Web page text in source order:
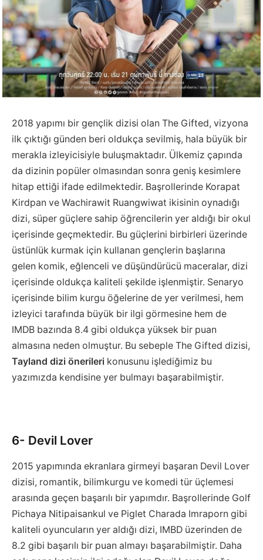
2018 yapımı bir gençlik dizisi olan The Gifted, vizyona
ilk çıktığı günden beri oldukça sevilmiş, hala büyük bir
merakla izleyicisiyle buluşmaktadır. Ülkemiz çapında
da dizinin popüler olmasından sonra geniş kesimlere
hitap ettiği ifade edilmektedir. Başrollerinde Korapat
Kirdpan ve Wachirawit Ruangwiwat ikisinin oynadığı
dizi, süper güçlere sahip öğrencilerin yer aldığı bir okul
içerisinde geçmektedir. Bu güçlerini birbirleri üzerinde
üstünlük kurmak için kullanan gençlerin başlarına
gelen komik, eğlenceli ve düşündürücü maceralar, dizi
içerisinde oldukça kaliteli şekilde işlenmiştir. Senaryo
içerisinde bilim kurgu öğelerine de yer verilmesi, hem
izleyici tarafında büyük bir ilgi görmesine hem de
IMDB bazında 8.4 gibi oldukça yüksek bir puan
almasına neden olmuştur. Bu sebeple The Gifted dizisi,
Tayland dizi önerileri konusunu işlediğimiz bu
yazımızda kendisine yer bulmayı başarabilmiştir.
6- Devil Lover
2015 yapımında ekranlara girmeyi başaran Devil Lover
dizisi, romantik, bilimkurgu ve komedi tür üçlemesi
arasında geçen başarılı bir yapımdır. Başrollerinde Golf
Pichaya Nitipaisankul ve Piglet Charada Imraporn gibi
kaliteli oyuncuların yer aldığı dizi, IMBD üzerinden de
8.2 gibi başarılı bir puan almayı başarabilmiştir. Daha